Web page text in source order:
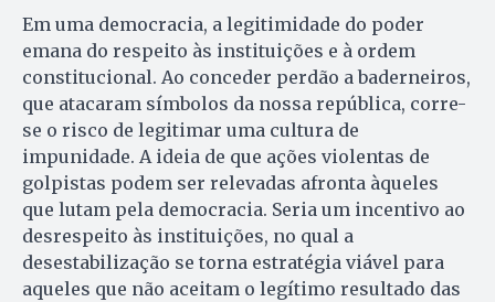
Em uma democracia, a legitimidade do poder
emana do respeito às instituições e à ordem
constitucional. Ao conceder perdão a baderneiros,
que atacaram símbolos da nossa república, corre-
se o risco de legitimar uma cultura de
impunidade. A ideia de que ações violentas de
golpistas podem ser relevadas afronta àqueles
que lutam pela democracia. Seria um incentivo ao
desrespeito às instituições, no qual a
desestabilização se torna estratégia viável para
aqueles que não aceitam o legítimo resultado das